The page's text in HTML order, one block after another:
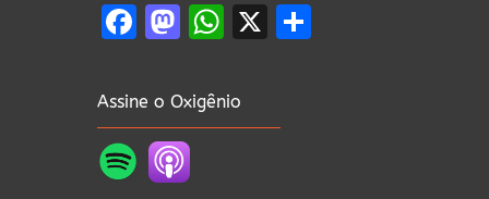
Facebook
Mastodon
WhatsApp
X
Assine o Oxigênio